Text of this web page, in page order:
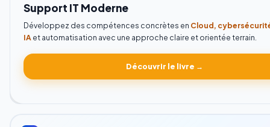
Support IT Moderne
Développez des compétences concrètes en Cloud,
IA et automatisation avec une approche claire et orientée terrain.
Découvrir le livre →